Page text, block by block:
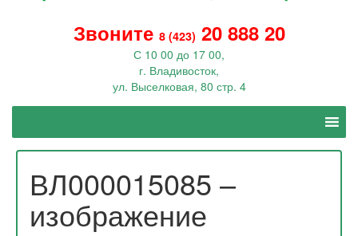
Звоните 8 (423) 20 888 20
С 10 00 до 17 00,
г. Владивосток,
ул. Выселковая, 80 стр. 4
ВЛ000015085 –
изображение